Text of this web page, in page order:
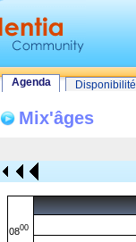
Agenda Disponibilité
Mix'âges
0800